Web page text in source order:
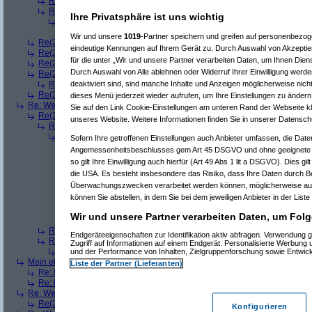
Re(3): Welches ETWAS hab ihr bekommen.. (
Re(4): Welches ETWAS hab ihr bekommen..
Re(5): Welches ETWAS hab ihr bekommen..
monster23
am
Re(2): Welches ETWAS hab ihr bekommen..
female
am 23.12.2008,
Re(2): Welches ETWAS hab ihr bekommen..( User6465am
Re(2): Welches ETWAS hab ihr bekommen..(playazam 23.12.2008,
Re(2): Welches ETWAS hab ihr bekommen..(Ardjanam 23.12.2008,
Re(3): Welches ETWAS hab ihr bekommen..(monster23am
Re(2): Welches ETWAS hab ihr bekommen..(User284am 23.12.2008,
Re: Welches ETWAS hab ihr bekommen..(Diallam 23.12.2008, 09:01:20)
Re(2): Welches ETWAS hab ihr bekommen.. (ddrobescham
Re(3): Welches ETWAS hab ihr bekommen..
Re(4): Welches ETWAS hab ihr bekommen..(Games2Gameam
Re(5): Welches ETWAS hab ihr bekommen..( ddrobescham
Re(6): Welches ETWAS hab ihr bekommen..
(q.e.d.am
Re(5): Welches ETWAS hab ihr bekommen..
am
Re(6): Welches ETWAS hab ihr bekommen.. (Games2Game
Re(7): Welches ETWAS hab ihr bekommen..(q.e.d.am
Re(8): Welches ETWAS hab ihr bekommen..(
Re(5): Welches ETWAS hab ihr bekommen.. (monster23am
Re(3): Welches ETWAS hab ihr bekommen.. (Diall am 23.12.2008,
Re(3): Welches ETWAS hab ihr bekommen..( Madleram 23.12.2008,
Re(4): Welches ETWAS hab ihr bekommen..(Games2Gameam
Mein etwas(Winnie_Pooham 23.12.2008, 09:12:01)
Re: Mein etwas
Re: Mein etwas
Re: Welches ETWAS hab ihr bekommen..
Dimmuam 23.12.2008,
Re(2): Welches ETWAS hab ihr bekommen..
Games2Gameam
Ihre Privatsphäre ist uns wichtig
Wir und unsere 1019-Partner speichern und greifen auf
eindeutige Kennungen auf Ihrem Gerät zu. Durch Auswahl von
für die unter „Wir und unsere Partner verarbeiten Daten, um Ihnen
Durch Auswahl von Alle ablehnen oder Widerruf Ihrer Einwilligung
deaktiviert sind, sind manche Inhalte und Anzeigen möglicherweise
dieses Menü jederzeit wieder aufrufen, um Ihre Einstellungen zu
Sie auf den Link Cookie-Einstellungen am unteren Rand der Webseite
unseres Website. Weitere Informationen finden Sie in unserer
Sofern Ihre getroffenen Einstellungen auch Anbieter umfassen, die
Angemessenheitsbeschlusses gem Art 45 DSGVO und ohne
so gilt Ihre Einwilligung auch hierfür (Art 49 Abs 1 lit a DSGVO). Dies
die USA. Es besteht insbesondere das Risiko, dass Ihre Daten durch
Überwachungszwecken verarbeitet werden können, möglicherweise
können Sie abstellen, in dem Sie bei dem jeweiligen Anbieter in der
Wir und unsere Partner verarbeiten Daten, um
Endgeräteeigenschaften zur Identifikation aktiv abfragen. Verwendung
Zugriff auf Informationen auf einem Endgerät. Personalisierte Werbung
und der Performance von Inhalten, Zielgruppenforschung sowie
Liste der Partner (Lieferanten)
Konfigurieren